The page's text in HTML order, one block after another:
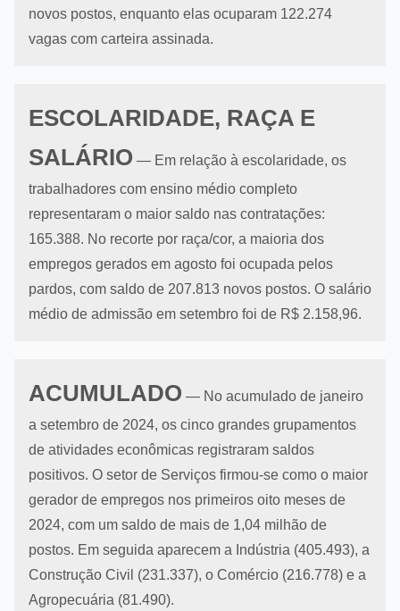
novos postos, enquanto elas ocuparam 122.274
vagas com carteira assinada.
ESCOLARIDADE, RAÇA E
SALÁRIO — Em relação à escolaridade, os
trabalhadores com ensino médio completo
representaram o maior saldo nas contratações:
165.388. No recorte por raça/cor, a maioria dos
empregos gerados em agosto foi ocupada pelos
pardos, com saldo de 207.813 novos postos. O salário
médio de admissão em setembro foi de R$ 2.158,96.
ACUMULADO — No acumulado de janeiro
a setembro de 2024, os cinco grandes grupamentos
de atividades econômicas registraram saldos
positivos. O setor de Serviços firmou-se como o maior
gerador de empregos nos primeiros oito meses de
2024, com um saldo de mais de 1,04 milhão de
postos. Em seguida aparecem a Indústria (405.493), a
Construção Civil (231.337), o Comércio (216.778) e a
Agropecuária (81.490).